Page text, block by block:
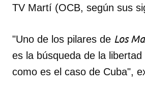
TV Martí (OCB, según sus
"Uno de los pilares de Los
es la búsqueda de la
como es el caso de Cuba",